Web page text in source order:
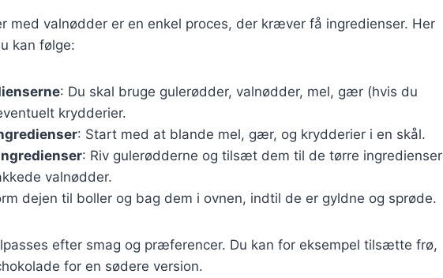
med valnødder er en enkel proces, der kræver få ingredienser. Her
kan følge:
: Du skal bruge gulerødder, valnødder, mel, gær (hvis du
krydderier.
: Start med at blande mel, gær, og krydderier i en skål.
: Riv gulerødderne og tilsæt dem til de tørre ingredienser
valnødder.
dejen til boller og bag dem i ovnen, indtil de er gyldne og sprøde.
efter smag og præferencer. Du kan for eksempel tilsætte frø,
for en sødere version.